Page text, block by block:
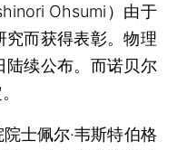
Ohsumi）由于
而获得表彰。物理
续公布。而诺贝尔
士佩尔·韦斯特伯格